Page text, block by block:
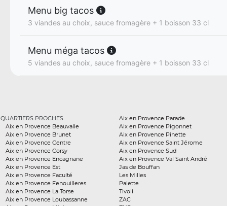
Menu big tacos
3 viandes au choix, sauce fromagère + 1 boisson 33 cl
Menu méga tacos
5 viandes au choix, sauce fromagère + 1 boisson 33 cl
QUARTIERS PROCHES
Aix en Provence Beauvalle
Aix en Provence Brunet
Aix en Provence Centre
Aix en Provence Corsy
Aix en Provence Encagnane
Aix en Provence Est
Aix en Provence Faculté
Aix en Provence Fenouilleres
Aix en Provence La Torse
Aix en Provence Loubassanne
Aix en Provence Parade
Aix en Provence Pigonnet
Aix en Provence Pinette
Aix en Provence Saint Jérome
Aix en Provence Sud
Aix en Provence Val Saint André
Jas de Bouffan
Les Milles
Palette
Tivoli
ZAC